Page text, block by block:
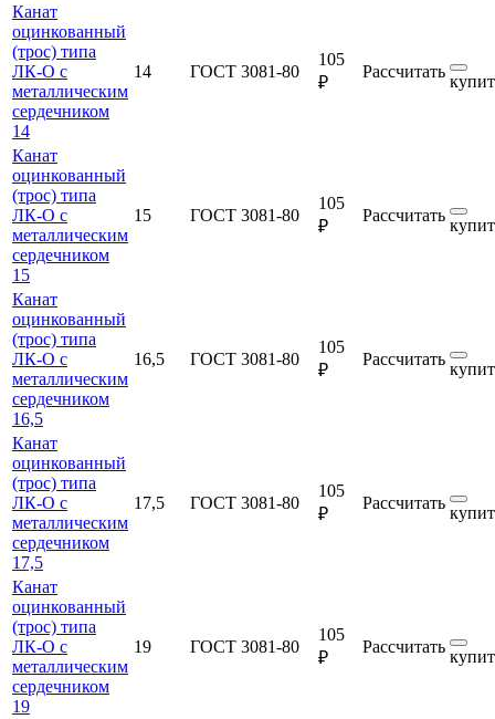
Канат
оцинкованный
(трос) типа
ЛК-О с
металлическим
сердечником
14
14 ГОСТ 3081-80
105
₽
Рассчитать
Канат
оцинкованный
(трос) типа
ЛК-О с
металлическим
сердечником
15
15 ГОСТ 3081-80
105
₽
Рассчитать
Канат
оцинкованный
(трос) типа
ЛК-О с
металлическим
сердечником
16,5
16,5 ГОСТ 3081-80
105
₽
Рассчитать
Канат
оцинкованный
(трос) типа
ЛК-О с
металлическим
сердечником
17,5
17,5 ГОСТ 3081-80
105
₽
Рассчитать
Канат
оцинкованный
(трос) типа
ЛК-О с
металлическим
сердечником
19
19 ГОСТ 3081-80
105
₽
Рассчитать